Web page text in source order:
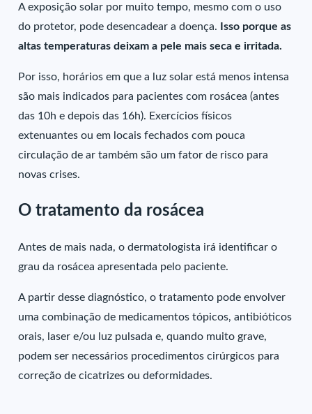
A exposição solar por muito tempo, mesmo com o uso
do protetor, pode desencadear a doença.
Isso porque as
altas temperaturas deixam a pele mais seca e irritada.
Por isso, horários em que a luz solar está menos intensa
são mais indicados para pacientes com rosácea (antes
das 10h e depois das 16h). Exercícios físicos
extenuantes ou em locais fechados com pouca
circulação de ar também são um fator de risco para
novas crises.
O tratamento da rosácea
Antes de mais nada, o dermatologista irá identificar o
grau da rosácea apresentada pelo paciente.
A partir desse diagnóstico, o tratamento pode envolver
uma combinação de medicamentos tópicos, antibióticos
orais, laser e/ou luz pulsada e, quando muito grave,
podem ser necessários procedimentos cirúrgicos para
correção de cicatrizes ou deformidades.